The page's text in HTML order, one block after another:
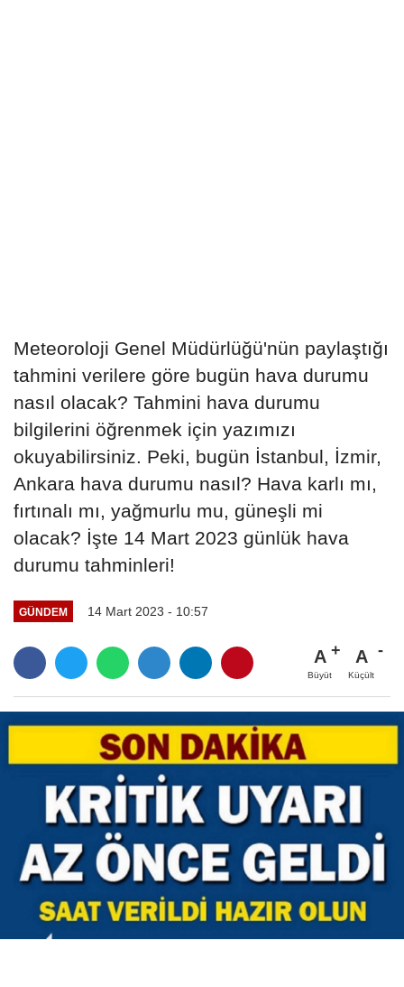
Meteoroloji Genel Müdürlüğü'nün paylaştığı
tahmini verilere göre bugün hava durumu
nasıl olacak? Tahmini hava durumu
bilgilerini öğrenmek için yazımızı
okuyabilirsiniz. Peki, bugün İstanbul, İzmir,
Ankara hava durumu nasıl? Hava karlı mı,
fırtınalı mı, yağmurlu mu, güneşli mi
olacak? İşte 14 Mart 2023 günlük hava
durumu tahminleri!
GÜNDEM 14 Mart 2023 - 10:57
A
Büyüt
A
Küçült